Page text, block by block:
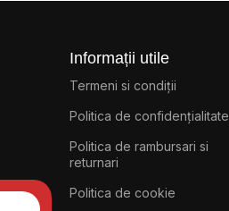
Informații utile
Termeni si condiții
Politica de confidențialitate
Politica de rambursari si
returnari
Politica de cookie